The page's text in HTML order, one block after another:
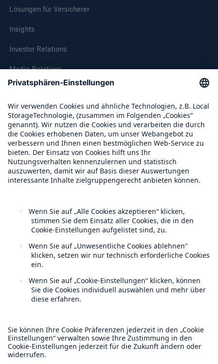
Lösungen für Versicherer
Insights
Investor Relations
Media Relations
Compliance
Über Munich Re
Munich Re Weltweit
Datenschutz
Rechtliche Hinweise
Sitemap
Leistungsentscheidung in der BU-
50 %
Cyber
Geschätzte globale wirtschaftliche Kosten der
Internetkriminalität
600 bn
US Dollar im Jahr 2018